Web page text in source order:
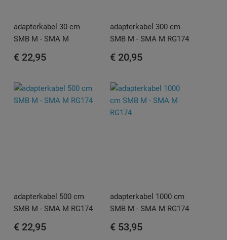
adapterkabel 30 cm
SMB M - SMA M
€ 22,95
adapterkabel 300 cm
SMB M - SMA M RG174
€ 20,95
adapterkabel 500 cm
SMB M - SMA M RG174
€ 22,95
adapterkabel 1000 cm
SMB M - SMA M RG174
€ 53,95